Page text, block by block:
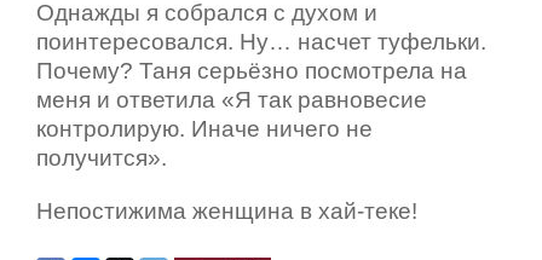
Однажды я собрался с духом и
поинтересовался. Ну… насчет туфельки.
Почему? Таня серьёзно посмотрела на
меня и ответила «Я так равновесие
контролирую. Иначе ничего не
получится».
Непостижима женщина в хай-теке!